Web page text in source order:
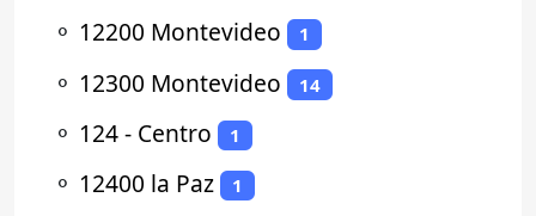
⚬ 12200 Montevideo 1
⚬ 12300 Montevideo 14
⚬ 124 - Centro 1
⚬ 12400 la Paz 1